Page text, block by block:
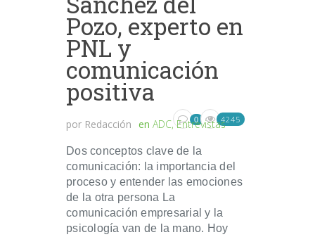
Pozo, experto en
PNL y
comunicación
positiva
por Redacción en ADC,Entrevistas
0 4245
Dos conceptos clave de la
comunicación: la importancia del
proceso y entender las emociones
de la otra persona La
comunicación empresarial y la
psicología van de la mano. Hoy